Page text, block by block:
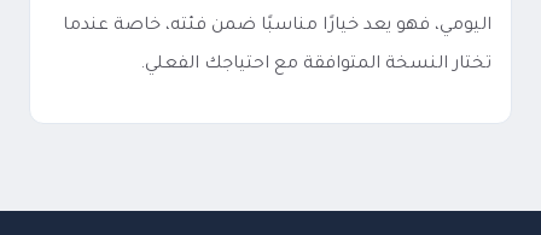
اليومي، فهو يعد خيارًا مناسبًا ضمن فئته، خاصة عندما
تختار النسخة المتوافقة مع احتياجك الفعلي.